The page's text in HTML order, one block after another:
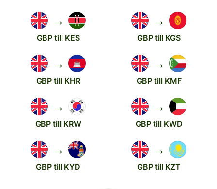
→
GBP till KES
→
GBP till KGS
→
GBP till KHR
→
GBP till KMF
→
GBP till KRW
→
GBP till KWD
→
GBP till KYD
→
GBP till KZT